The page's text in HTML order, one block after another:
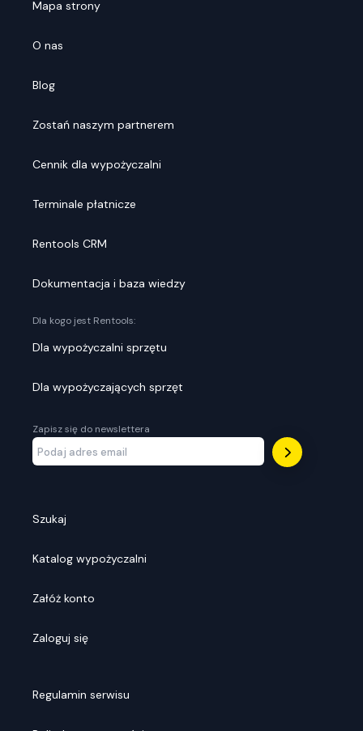
Mapa strony
O nas
Blog
Zostań naszym partnerem
Cennik dla wypożyczalni
Terminale płatnicze
Rentools CRM
Dokumentacja i baza wiedzy
Dla kogo jest Rentools:
Dla wypożyczalni sprzętu
Dla wypożyczających sprzęt
Zapisz się do newslettera
Szukaj
Katalog wypożyczalni
Załóż konto
Zaloguj się
Regulamin serwisu